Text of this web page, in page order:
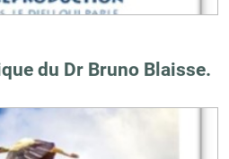
du Dr Bruno Blaisse.